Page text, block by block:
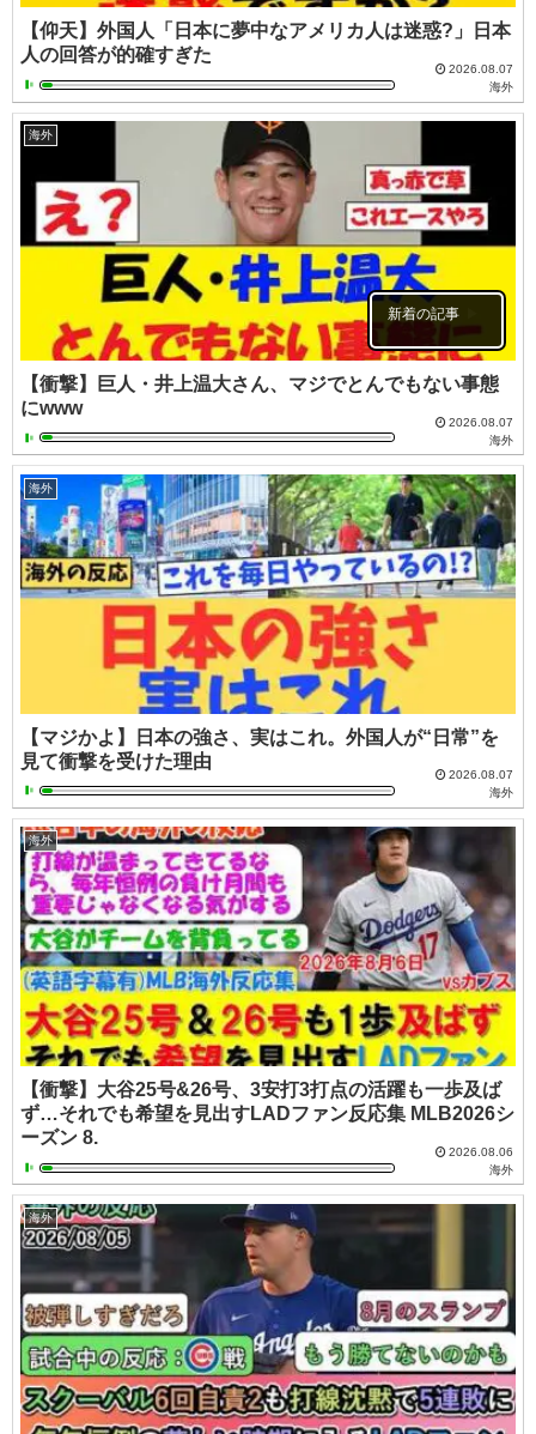
【仰天】外国人「日本に夢中なアメリカ人は迷惑?」日本
人の回答が的確すぎた
2026.08.07
海外
海外
新着の記事
【衝撃】巨人・井上温大さん、マジでとんでもない事態
にwww
2026.08.07
海外
海外
【マジかよ】日本の強さ、実はこれ。外国人が“日常”を
見て衝撃を受けた理由
2026.08.07
海外
海外
【衝撃】大谷25号&26号、3安打3打点の活躍も一歩及ば
ず…それでも希望を見出すLADファン反応集 MLB2026シ
ーズン 8.
2026.08.06
海外
海外